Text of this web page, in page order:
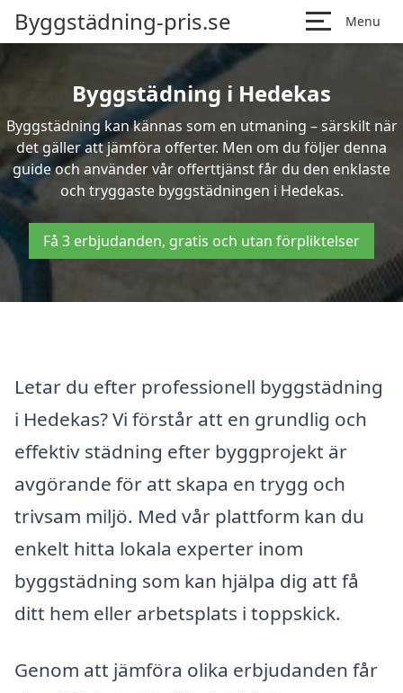
Byggstädning-pris.se Menu
Byggstädning i Hedekas
Byggstädning kan kännas som en utmaning – särskilt när
det gäller att jämföra offerter. Men om du följer denna
guide och använder vår offerttjänst får du den enklaste
och tryggaste byggstädningen i Hedekas.
Få 3 erbjudanden, gratis och utan förpliktelser
Letar du efter professionell byggstädning
i Hedekas? Vi förstår att en grundlig och
effektiv städning efter byggprojekt är
avgörande för att skapa en trygg och
trivsam miljö. Med vår plattform kan du
enkelt hitta lokala experter inom
byggstädning som kan hjälpa dig att få
ditt hem eller arbetsplats i toppskick.
Genom att jämföra olika erbjudanden får